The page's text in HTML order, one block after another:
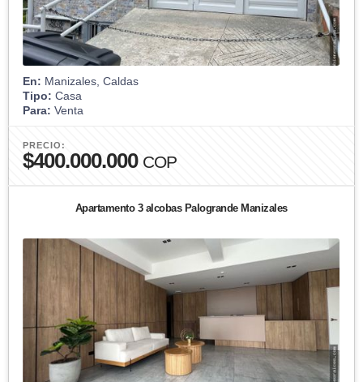
En: Manizales, Caldas
Tipo: Casa
Para: Venta
PRECIO:
$400.000.000 COP
Apartamento 3 alcobas Palogrande Manizales